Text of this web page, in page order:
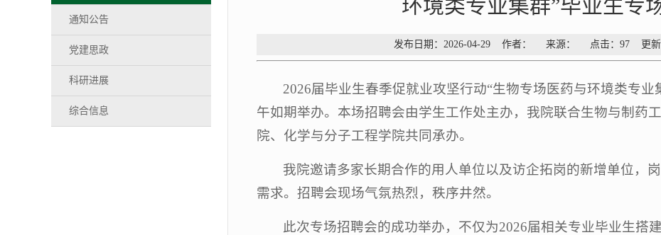
通知公告
党建思政
科研进展
综合信息
环境类专业集群”毕业生专
发布日期：2026-04-29 作者： 来源： 点击： 97 更新
2026届毕业生春季促就业攻坚行动“生物专场医药与环境类专业
午如期举办。本场招聘会由学生工作处主办，我院联合生物与制药
院、化学与分子工程学院共同承办。
我院邀请多家长期合作的用人单位以及访企拓岗的新增单位，
需求。招聘会现场气氛热烈，秩序井然。
此次专场招聘会的成功举办，不仅为2026届相关专业毕业生搭